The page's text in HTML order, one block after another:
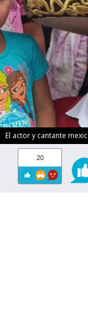
El actor y cantante
20